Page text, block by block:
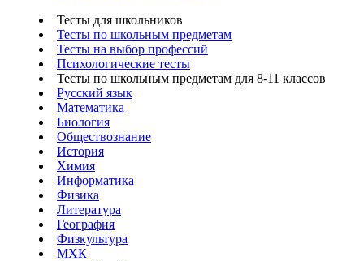
Тесты для школьников
Тесты по школьным предметам
Тесты на выбор профессий
Психологические тесты
Тесты по школьным предметам для 8-11 классов
Русский язык
Математика
Биология
Обществознание
История
Химия
Информатика
Физика
Литература
География
Физкультура
МХК